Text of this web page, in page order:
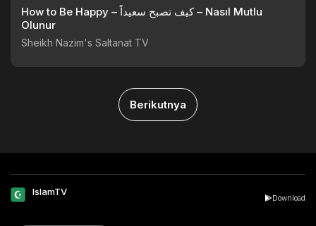
How to Be Happy – كيف تصبح سعيداً – Nasıl Mutlu
Olunur
Sheikh Nazim's Saltanat TV
Berikutnya
IslamTV
Download